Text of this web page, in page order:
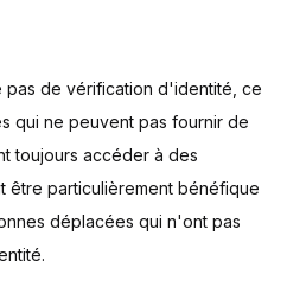
pas de vérification d'identité, ce
qui ne peuvent pas fournir de
toujours accéder à des
être particulièrement bénéfique
déplacées qui n'ont pas